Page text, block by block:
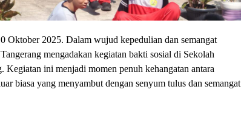
Oktober 2025. Dalam wujud kepedulian dan semangat
mengadakan kegiatan bakti sosial di Sekolah
ini menjadi momen penuh kehangatan antara
biasa yang menyambut dengan senyum tulus dan semangat